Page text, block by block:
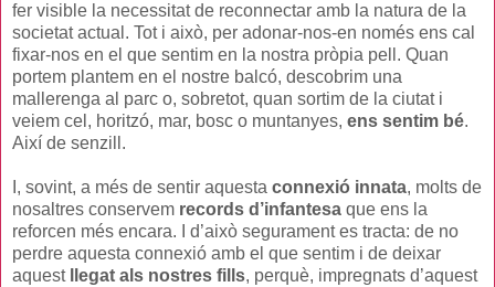
fer visible la necessitat de reconnectar amb la natura de la
societat actual. Tot i això, per adonar-nos-en només ens cal
fixar-nos en el que sentim en la nostra pròpia pell. Quan
portem plantem en el nostre balcó, descobrim una
mallerenga al parc o, sobretot, quan sortim de la ciutat i
veiem cel, horitzó, mar, bosc o muntanyes, ens sentim bé.
Així de senzill.
I, sovint, a més de sentir aquesta connexió innata, molts de
nosaltres conservem records d’infantesa que ens la
reforcen més encara. I d’això segurament es tracta: de no
perdre aquesta connexió amb el que sentim i de deixar
aquestllegat als nostres fills, perquè, impregnats d’aquest